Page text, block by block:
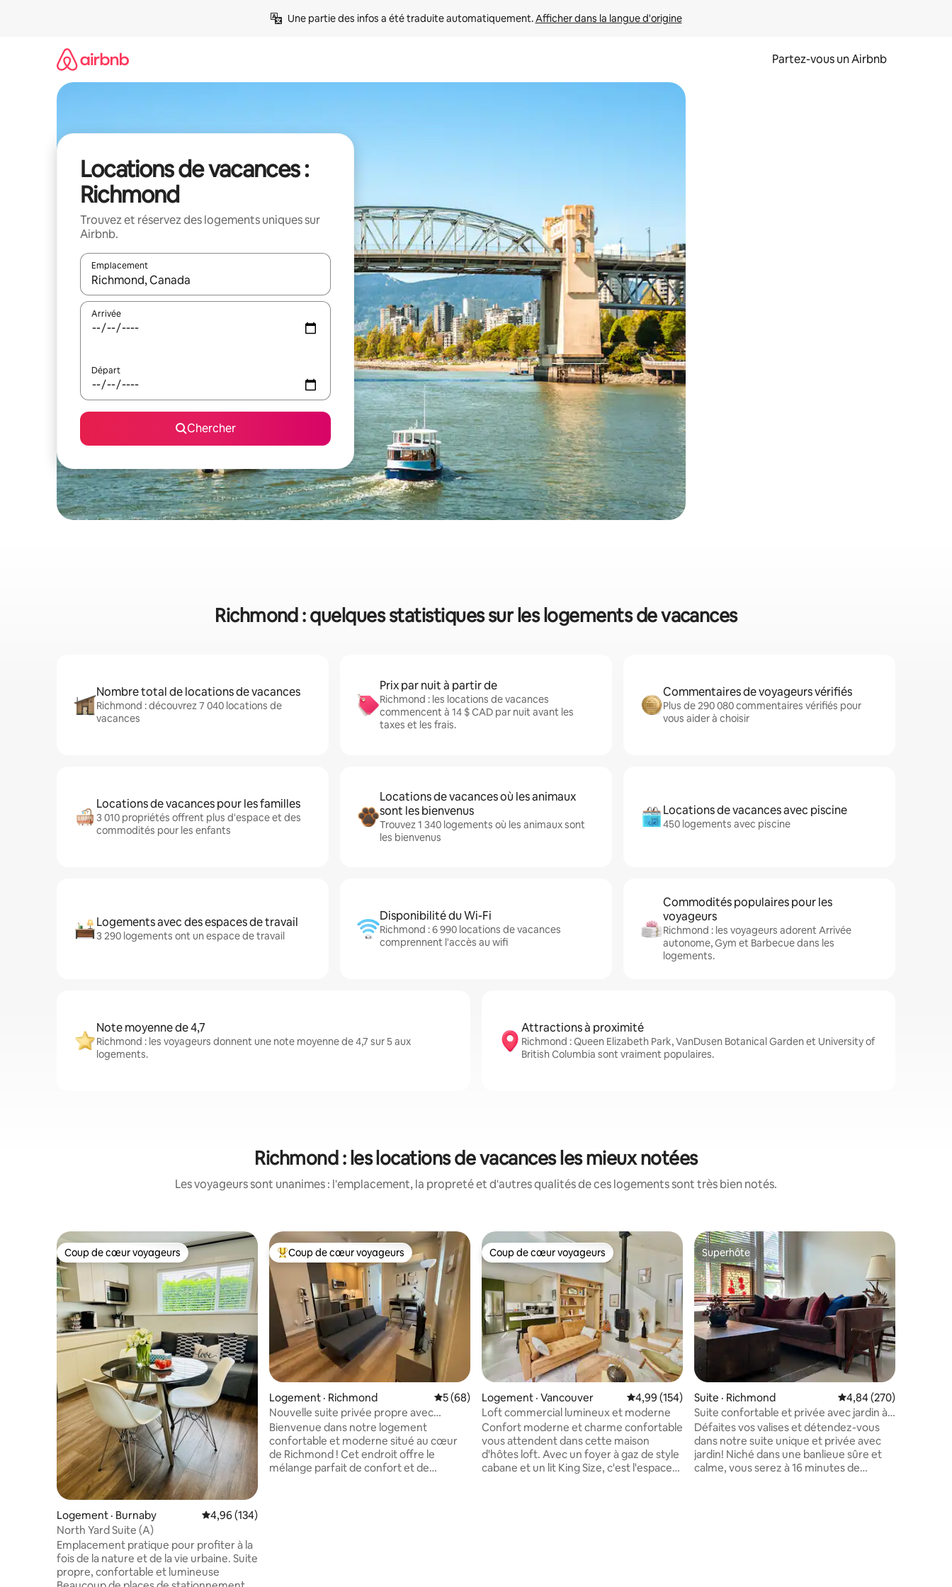
Une partie des infos a été traduite automatiquement. Afficher dans la langue d'origine
Partez-vous un Airbnb
Locations de vacances :
Richmond
Trouvez et réservez des logements uniques sur
Airbnb.
Emplacement
Quand les résultats sont affichés, parcourez-les en utilisant les flèches vers le haut et vers le bas, ou en appuyant dessus et en les faisant glisser.
Arrivée
Départ
Chercher
Richmond : quelques statistiques sur les logements de vacances
Nombre total de locations de vacances
Richmond : découvrez 7 040 locations de
vacances
Prix par nuit à partir de
Richmond : les locations de vacances
commencent à 14 $ CAD par nuit avant les
taxes et les frais.
Commentaires de voyageurs vérifiés
Plus de 290 080 commentaires vérifiés pour
vous aider à choisir
Locations de vacances pour les familles
3 010 propriétés offrent plus d'espace et des
commodités pour les enfants
Locations de vacances où les animaux
sont les bienvenus
Trouvez 1 340 logements où les animaux sont
les bienvenus
Locations de vacances avec piscine
450 logements avec piscine
Logements avec des espaces de travail
3 290 logements ont un espace de travail
Disponibilité du Wi-Fi
Richmond : 6 990 locations de vacances
comprennent l'accès au wifi
Commodités populaires pour les
voyageurs
Richmond : les voyageurs adorent Arrivée
autonome, Gym et Barbecue dans les
logements.
Note moyenne de 4,7
Richmond : les voyageurs donnent une note moyenne de 4,7 sur 5 aux
logements.
Attractions à proximité
Richmond : Queen Elizabeth Park, VanDusen Botanical Garden et University of
British Columbia sont vraiment populaires.
Richmond : les locations de vacances les mieux notées
Les voyageurs sont unanimes : l'emplacement, la propreté et d'autres qualités de ces logements sont très bien notés.
Coup de cœur voyageurs
Coup de cœur voyageurs
Logement · Burnaby Note moyenne de 4,96 sur 5, 134 commentaires
4,96 (134)
North Yard Suite (A)
Emplacement pratique pour profiter à la
fois de la nature et de la vie urbaine. Suite
propre, confortable et lumineuse
Coup de cœur voyageurs parmi les plus aimés
Coup de cœur voyageurs
Logement · Richmond Note moyenne de 5 sur 5, 68 commentaires
5 (68)
Nouvelle suite privée propre avec
climatisation
Bienvenue dans notre logement
confortable et moderne situé au cœur
de Richmond ! Cet endroit offre le
mélange parfait de confort et de
Coup de cœur voyageurs
Coup de cœur voyageurs
Logement · Vancouver Note moyenne de 4,99 sur 5, 154 commentaires
4,99 (154)
Loft commercial lumineux et moderne
Confort moderne et charme confortable
vous attendent dans cette maison
d'hôtes loft. Avec un foyer à gaz de style
cabane et un lit King Size, c'est l'espace
Superhôte
Superhôte
Suite · Richmond Note moyenne de
4,84 (270)
Suite confortable et privée avec jardin à
YVR
Défaites vos valises et détendez-vous
dans notre suite unique et privée avec
jardin! Niché dans une banlieue sûre et
calme, vous serez à 16 minutes de